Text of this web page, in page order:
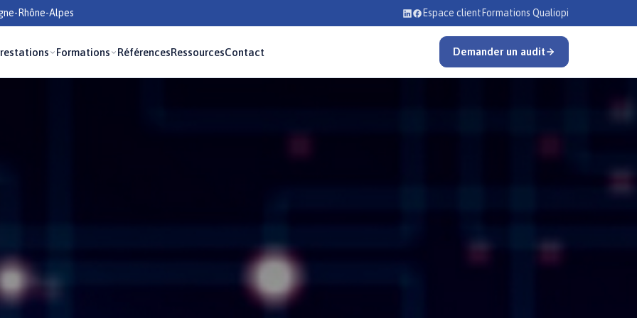
Rhône-Alpes Espace client Formations Qualiopi
Formations RéférencesRessourcesContact Demander un audit